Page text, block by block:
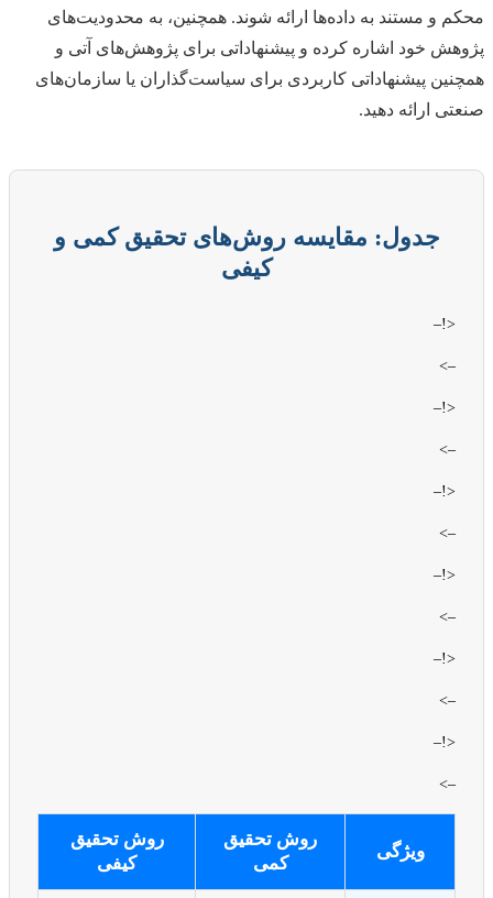
محکم و مستند به داده‌ها ارائه شوند. همچنین، به محدودیت‌های
پژوهش خود اشاره کرده و پیشنهاداتی برای پژوهش‌های آتی و
همچنین پیشنهاداتی کاربردی برای سیاست‌گذاران یا سازمان‌های
صنعتی ارائه دهید.
جدول: مقایسه روش‌های تحقیق کمی و
کیفی
<!–
–>
<!–
–>
<!–
–>
<!–
–>
<!–
–>
<!–
–>
ویژگی
روش تحقیق
کمی
روش تحقیق
کیفی